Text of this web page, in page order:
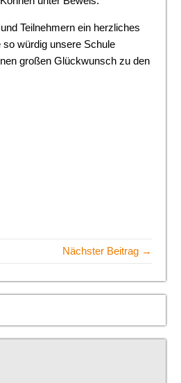
Teilnehmern ein herzliches
würdig unsere Schule
großen Glückwunsch zu den
Nächster Beitrag →